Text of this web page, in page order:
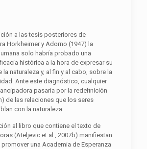
a las tesis posteriores de
Horkheimer y Adorno (1947) la
solo habría probado una
histórica a la hora de expresar su
naturaleza y, al fin y al cabo, sobre la
Ante este diagnóstico, cualquier
pasaría por la redefinición
de las relaciones que los seres
con la naturaleza.
al libro que contiene el texto de
(Ateljevic et al., 2007b) manifiestan
una Academia de Esperanza